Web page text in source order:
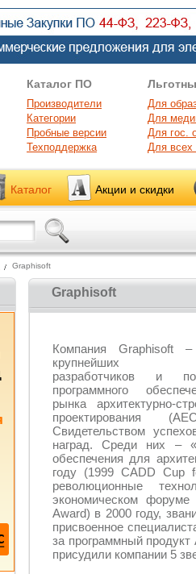
Каталог ПО
Производители
Категории
Пробные версии
Техподдержка
Для
Для
Для гос.
Для
Каталог Акции и скидки
Graphisoft
Graphisoft
Компания Graphisoft
крупнейших
разработчиков и
программного
рынка архитектурно-
проектирования
Свидетельством
наград. Среди них –
обеспечения для
году (1999 CADD Cup
революционные
экономическом
Award) в 2000 году,
присвоенное
за программный
присудили компании 5